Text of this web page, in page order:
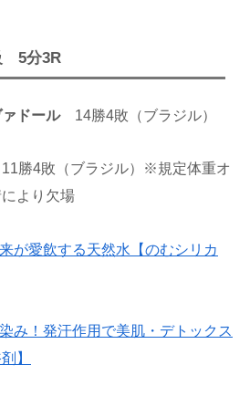
5分3R
ドール14勝4敗（ブラジル）
勝4敗（ブラジル）※規定体重オ
より欠場
が愛飲する天然水【のむシリカ
み！発汗作用で美肌・デトックス
】